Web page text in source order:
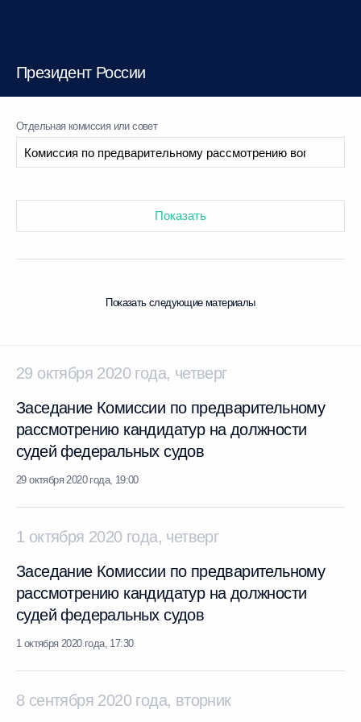
Президент России
Отдельная комиссия или совет
Показать
Показать следующие материалы
29 октября 2020 года, четверг
Заседание Комиссии по предварительному
рассмотрению кандидатур на должности
судей федеральных судов
29 октября 2020 года, 19:00
1 октября 2020 года, четверг
Заседание Комиссии по предварительному
рассмотрению кандидатур на должности
судей федеральных судов
1 октября 2020 года, 17:30
8 сентября 2020 года, вторник